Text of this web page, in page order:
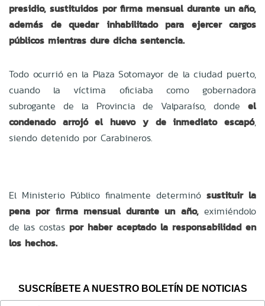
presidio, sustituidos por firma mensual durante un año,
además de quedar inhabilitado para ejercer cargos
públicos mientras dure dicha sentencia.
Todo ocurrió en la Plaza Sotomayor de la ciudad puerto,
cuando la víctima oficiaba como gobernadora
subrogante de la Provincia de Valparaíso, donde el
condenado arrojó el huevo y de inmediato escapó,
siendo detenido por Carabineros.
El Ministerio Público finalmente determinó sustituir la
pena por firma mensual durante un año, eximiéndolo
de las costas por haber aceptado la responsabilidad en
los hechos.
SUSCRÍBETE A NUESTRO BOLETÍN DE NOTICIAS